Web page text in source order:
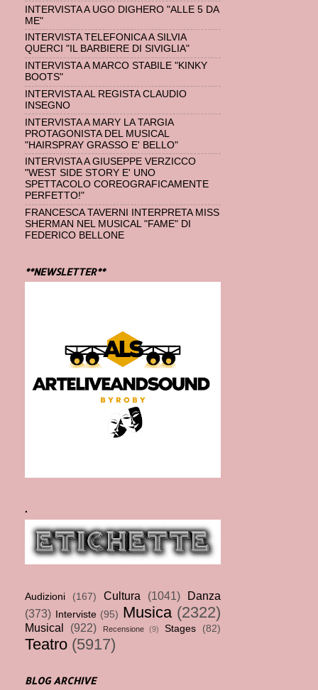
INTERVISTA A UGO DIGHERO "ALLE 5 DA
ME"
INTERVISTA TELEFONICA A SILVIA
QUERCI "IL BARBIERE DI SIVIGLIA"
INTERVISTA A MARCO STABILE "KINKY
BOOTS"
INTERVISTA AL REGISTA CLAUDIO
INSEGNO
INTERVISTA A MARY LA TARGIA
PROTAGONISTA DEL MUSICAL
"HAIRSPRAY GRASSO E' BELLO"
INTERVISTA A GIUSEPPE VERZICCO
"WEST SIDE STORY E' UNO
SPETTACOLO COREOGRAFICAMENTE
PERFETTO!"
FRANCESCA TAVERNI INTERPRETA MISS
SHERMAN NEL MUSICAL "FAME" DI
FEDERICO BELLONE
**NEWSLETTER**
.
Audizioni (167) Cultura (1041)
Danza
(373)
Interviste (95) Musica (2322)
Musical (922) Recensione (9) Stages (82)
Teatro (5917)
BLOG ARCHIVE